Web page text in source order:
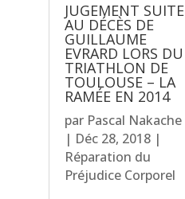
JUGEMENT SUITE
AU DÉCÈS DE
GUILLAUME
EVRARD LORS DU
TRIATHLON DE
TOULOUSE – LA
RAMÉE EN 2014
par Pascal Nakache
| Déc 28, 2018|
Réparation du
Préjudice Corporel